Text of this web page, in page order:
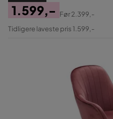
Pris
1.599,-
Original
Før2.399,-
Tidligere laveste pris 1.599,-